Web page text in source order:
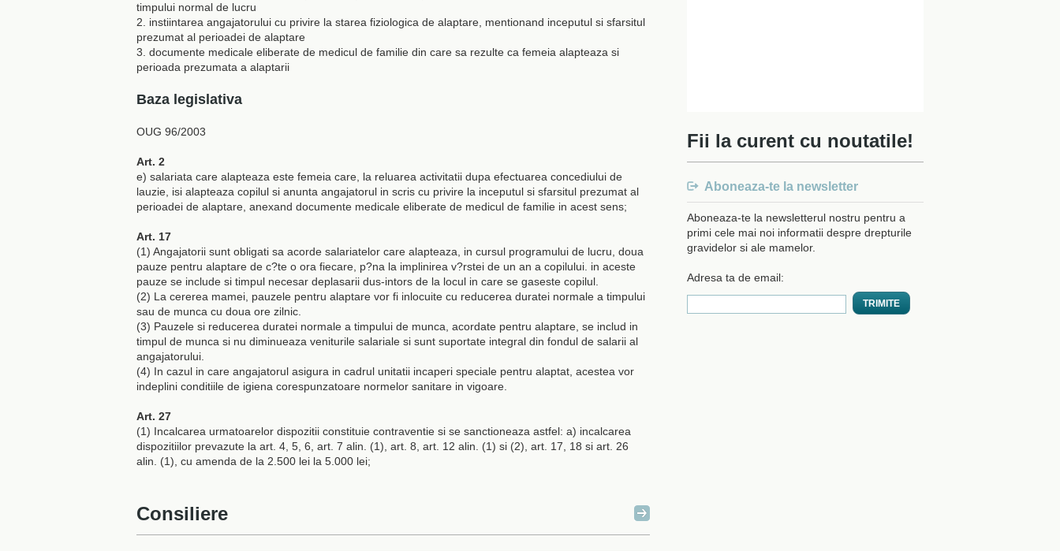
timpului normal de lucru
2. instiintarea angajatorului cu privire la starea fiziologica de alaptare, mentionand inceputul si sfarsitul
prezumat al perioadei de alaptare
3. documente medicale eliberate de medicul de familie din care sa rezulte ca femeia alapteaza si
perioada prezumata a alaptarii
Baza legislativa
OUG 96/2003
Art. 2
e) salariata care alapteaza este femeia care, la reluarea activitatii dupa efectuarea concediului de
lauzie, isi alapteaza copilul si anunta angajatorul in scris cu privire la inceputul si sfarsitul prezumat al
perioadei de alaptare, anexand documente medicale eliberate de medicul de familie in acest sens;
Art. 17
(1) Angajatorii sunt obligati sa acorde salariatelor care alapteaza, in cursul programului de lucru, doua
pauze pentru alaptare de c?te o ora fiecare, p?na la implinirea v?rstei de un an a copilului. in aceste
pauze se include si timpul necesar deplasarii dus-intors de la locul in care se gaseste copilul.
(2) La cererea mamei, pauzele pentru alaptare vor fi inlocuite cu reducerea duratei normale a timpului
sau de munca cu doua ore zilnic.
(3) Pauzele si reducerea duratei normale a timpului de munca, acordate pentru alaptare, se includ in
timpul de munca si nu diminueaza veniturile salariale si sunt suportate integral din fondul de salarii al
angajatorului.
(4) In cazul in care angajatorul asigura in cadrul unitatii incaperi speciale pentru alaptat, acestea vor
indeplini conditiile de igiena corespunzatoare normelor sanitare in vigoare.
Art. 27
(1) Incalcarea urmatoarelor dispozitii constituie contraventie si se sanctioneaza astfel: a) incalcarea
dispozitiilor prevazute la art. 4, 5, 6, art. 7 alin. (1), art. 8, art. 12 alin. (1) si (2), art. 17, 18 si art. 26
alin. (1), cu amenda de la 2.500 lei la 5.000 lei;
Consiliere
Fii la curent cu noutatile!
Aboneaza-te la newsletter
Aboneaza-te la newsletterul nostru pentru a
primi cele mai noi informatii despre drepturile
gravidelor si ale mamelor.
Adresa ta de email: